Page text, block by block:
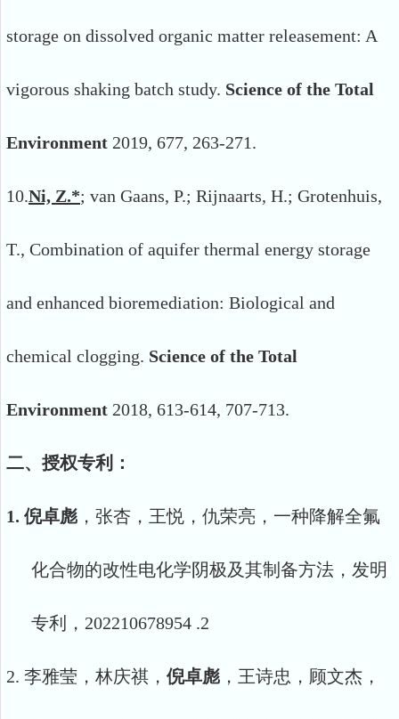
storage on dissolved organic matter releasement: A
vigorous shaking batch study. Science of the Total
Environment 2019, 677, 263-271.
10.Ni, Z.*; van Gaans, P.; Rijnaarts, H.; Grotenhuis,
T., Combination of aquifer thermal energy storage
and enhanced bioremediation: Biological and
chemical clogging. Science of the Total
Environment 2018, 613-614, 707-713.
二、授权专利：
1. 倪卓彪 ，张杏，王悦，仇荣亮，一种降解全氟
化合物的改性电化学阴极及其制备方法，发明
专利， 202210678954 .2
2. 李雅莹，林庆祺， 倪卓彪 ，王诗忠，顾文杰，